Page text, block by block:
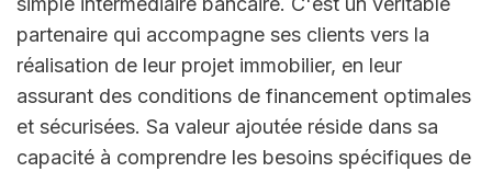
partenaire qui accompagne ses clients vers la
réalisation de leur projet immobilier, en leur
assurant des conditions de financement optimales
et sécurisées. Sa valeur ajoutée réside dans sa
capacité à comprendre les besoins spécifiques de